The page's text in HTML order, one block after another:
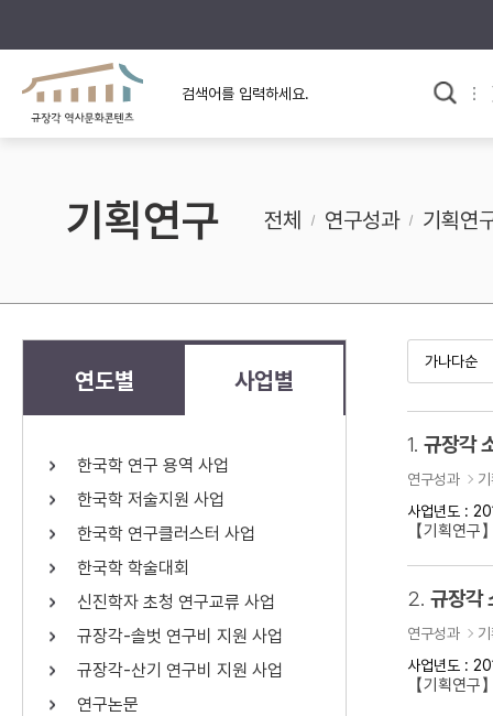
규장각의 어제와 오늘
규장각 소개영상
사료와 문학으로 본
고대
조선 후기
근대
검색 연산자 사용안내
연산자
AND
OR 정조 OR 정약용 “정조” 또는 “
료를 검색
기획연구 전체 연구성과 기획연
연도별 사업별
한국학 연구 용역 사업
한국학 저술지원 사업
한국학 연구클러스터 사업
한국학 학술대회
신진학자 초청 연구교류 사업
규장각-솔벗 연구비 지원 사업
규장각-산기 연구비 지원 사업
연구논문
1. 규장각
연구성과
사업년도 :
【기획
2. 규장각
연구성과
사업년도 :
【기획